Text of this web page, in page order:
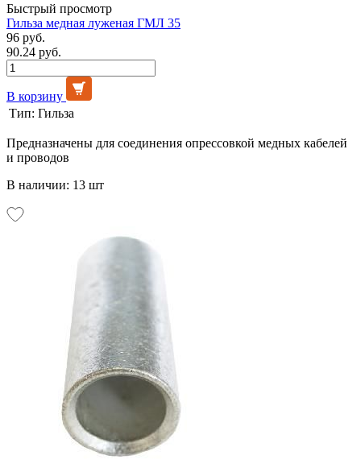
Быстрый просмотр
Гильза медная луженая ГМЛ 35
96 руб.
90.24 руб.
В корзину
Тип: Гильза
Предназначены для соединения опрессовкой медных кабелей
и проводов
В наличии: 13 шт